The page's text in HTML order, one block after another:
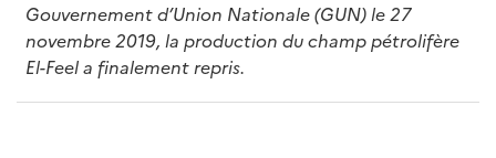
Gouvernement d’Union Nationale (GUN) le 27
novembre 2019, la production du champ pétrolifère
El-Feel a finalement repris.